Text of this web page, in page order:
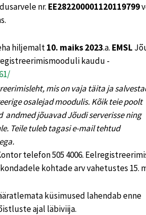
nr. EE282200001120119799
hiljemalt10. maiks 2023.a. EMSL
kaudu -
mis on vaja täita ja
osalejad moodulis. Kõik teie poolt
andmed jõuavad Jõudi serverisse ning
Teile tuleb tagasi e-mail tehtud
.
telefon 505 4006.
kohtade arv vahetustes 15.
küsimused lahendab enne
ajal läbiviija.